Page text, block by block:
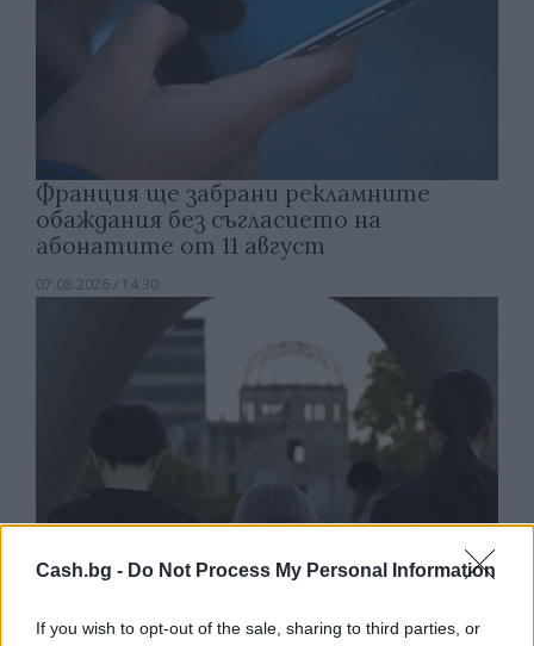
Cash.bg - Do Not Process My Personal Information
If you wish to opt-out of the sale, sharing to third parties, or
Франция ще забрани рекламните
обаждания без съгласието на
абонатите от 11 август
07.08.2026 / 14:30